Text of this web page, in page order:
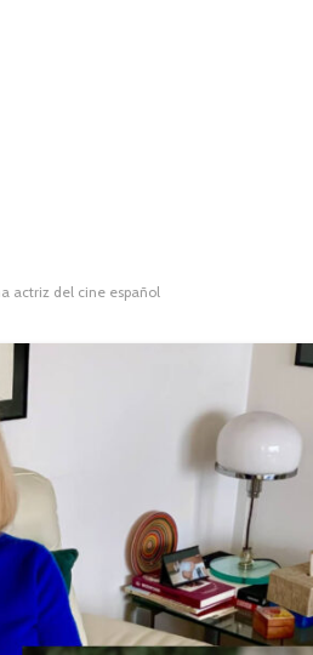
actriz del cine español